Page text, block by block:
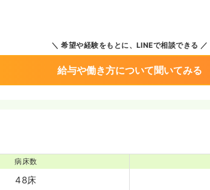
希望や経験をもとに、LINEで相談できる
給与や働き方について聞いてみる
病床数
48床